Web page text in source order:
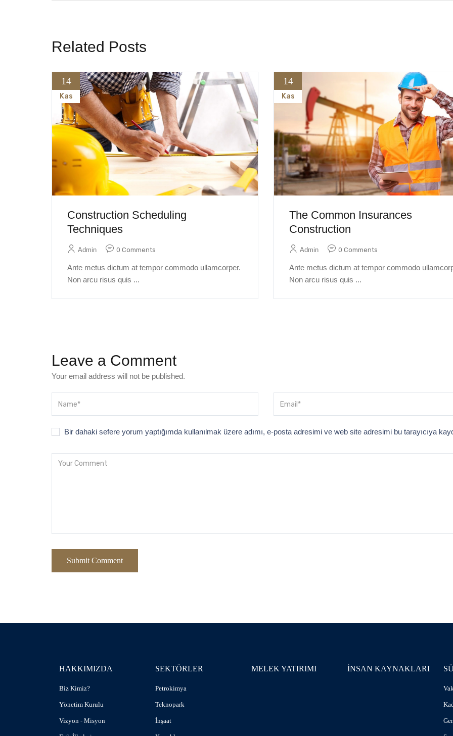
Related Posts
14
Kas
Construction Scheduling
Techniques
Admin 0 Comments
Ante metus dictum at tempor commodo ullamcorper.
Non arcu risus quis ...
14
Kas
The Common Insurances
Construction
Admin 0 Comments
Ante metus dictum at tempor commodo
Non arcu risus quis ...
Leave a Comment
Your email address will not be published.
Bir dahaki sefere yorum yaptığımda kullanılmak üzere adımı, e-posta adresimi ve web site adresimi bu tarayıcıya
HAKKIMIZDA
Biz Kimiz?
Yönetim Kurulu
Vizyon - Misyon
SEKTÖRLER
Petrokimya
Teknopark
İnşaat
MELEK YATIRIMI İNSAN KAYNAKLARI